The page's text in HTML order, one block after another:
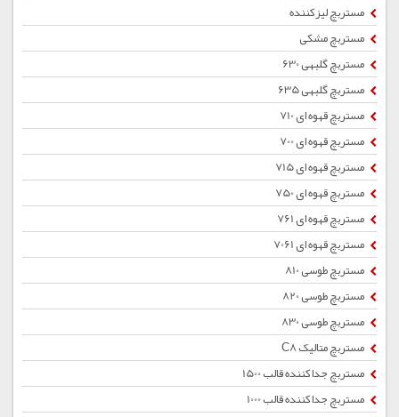
مستربچ لیزکننده
مستربچ مشکی
مستربچ گلبهی 630
مستربچ گلبهی 635
مستربچ قهوه ای 710
مستربچ قهوه ای 700
مستربچ قهوه ای 715
مستربچ قهوه ای 750
مستربچ قهوه ای 761
مستربچ قهوه ای 7061
مستربچ طوسی 810
مستربچ طوسی 820
مستربچ طوسی 830
مستربچ متالیک C8
مستربچ جداکننده قالب 1500
مستربچ جداکننده قالب 1000